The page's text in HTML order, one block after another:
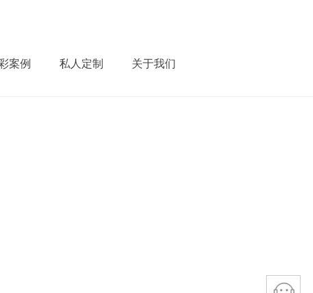
案例 私人定制 关于我们